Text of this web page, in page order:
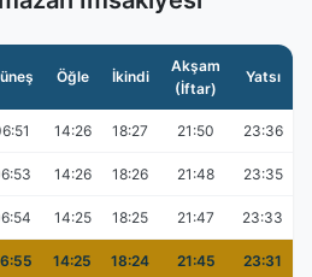
Öğle İkindi
Akşam
(İftar)
Yatsı
14:26 18:27 21:50 23:36
14:26 18:26 21:48 23:35
14:25 18:25 21:47 23:33
14:25 18:24 21:45 23:31